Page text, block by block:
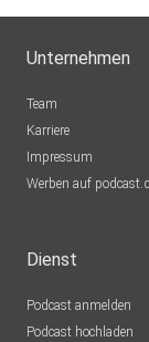
Unternehmen
Team
Karriere
Impressum
Werben auf
Dienst
Podcast anmelden
Podcast hochladen